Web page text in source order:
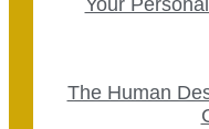
Your
The Human